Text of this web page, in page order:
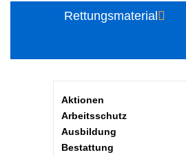
Rettungsmaterial
Aktionen
Arbeitsschutz
Ausbildung
Bestattung